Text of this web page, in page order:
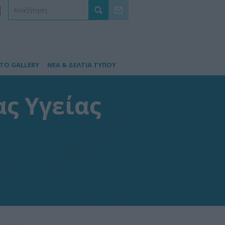
GALLERY ΝΕΑ & ΔΕΛΤΙΑ ΤΥΠΟΥ
Υγείας